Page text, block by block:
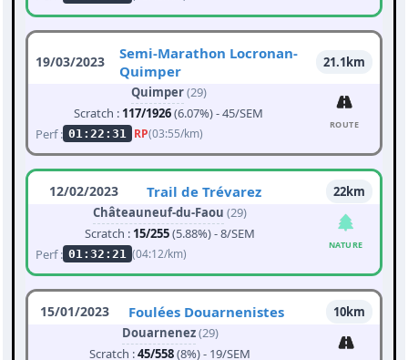
19/03/2023
Semi-Marathon Locronan-
Quimper
21.1km
Quimper(29)
Scratch : 117/1926(6.07%) - 45/SEM
Perf : 01:22:31 RP(03:55/km)
ROUTE
12/02/2023 Trail de Trévarez
22km
Châteauneuf-du-Faou (29)
Scratch : 15/255(5.88%) - 8/SEM
Perf : 01:32:21 (04:12/km)
NATURE
15/01/2023 Foulées Douarnenistes
10km
Douarnenez(29)
Scratch :45/558(8%) - 19/SEM